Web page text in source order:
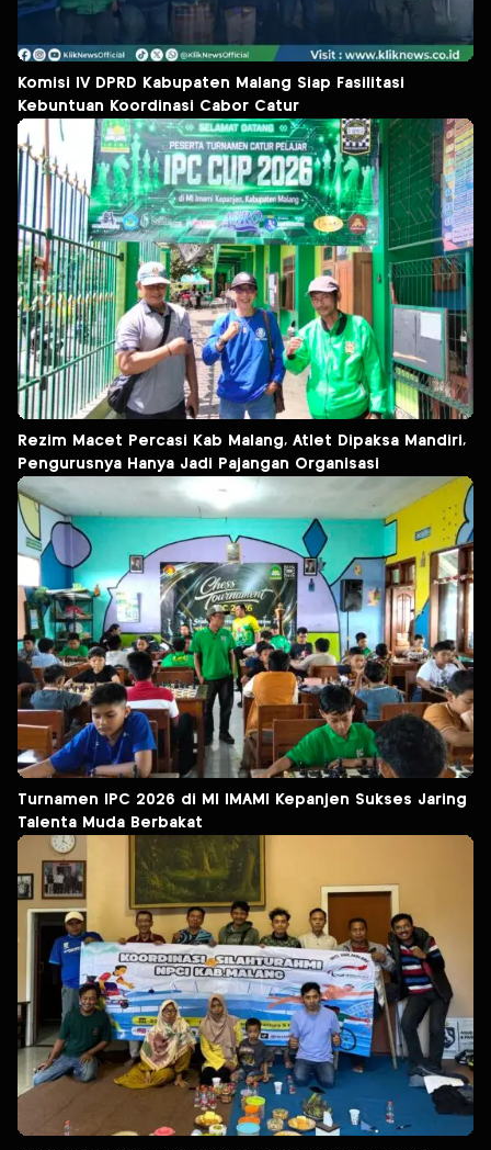
Komisi IV DPRD Kabupaten Malang Siap Fasilitasi
Kebuntuan Koordinasi Cabor Catur
Rezim Macet Percasi Kab Malang, Atlet Dipaksa Mandiri,
Pengurusnya Hanya Jadi Pajangan Organisasi
Turnamen IPC 2026 di MI IMAMI Kepanjen Sukses Jaring
Talenta Muda Berbakat